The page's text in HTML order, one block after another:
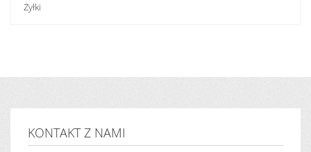
Żyłki
KONTAKT Z NAMI